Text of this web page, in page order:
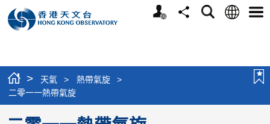
個
分
搜
語
選
> 天氣 > 熱帶氣旋
>
二零一一熱帶氣旋